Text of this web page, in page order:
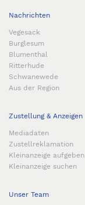
Nachrichten
Vegesack
Burglesum
Blumenthal
Ritterhude
Schwanewede
Aus der Region
Zustellung & Anzeigen
Mediadaten
Zustellreklamation
Kleinanzeige aufgeben
Kleinanzeige suchen
Unser Team